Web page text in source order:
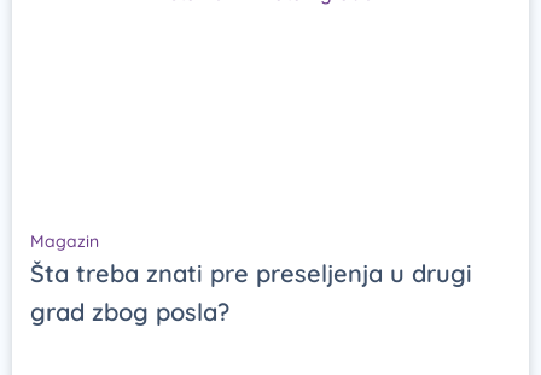
Magazin
Šta treba znati pre preseljenja u drugi
grad zbog posla?